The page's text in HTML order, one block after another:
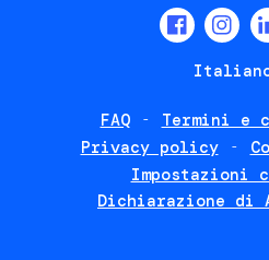
FAQ
Termini e
Privacy policy
Impostazioni
Dichiarazione di